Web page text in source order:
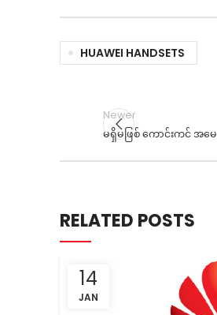
HUAWEI HANDSETS
Newer
မရှိမဖြစ် ကောင်းကင် အမေ
RELATED POSTS
14
JAN